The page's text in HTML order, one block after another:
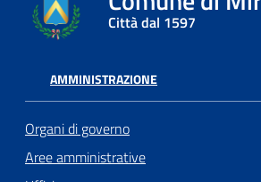
gli
argomenti
Città dal 1597
AMMINISTRAZIONE
Organi di governo
Aree amministrative